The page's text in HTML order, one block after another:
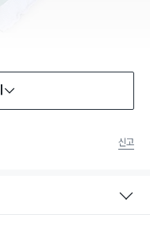
신고